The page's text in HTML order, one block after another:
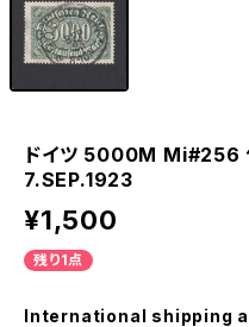
ドイツ 5000M Mi#256
7.SEP.1923
¥1,500
残り1点
International shipping